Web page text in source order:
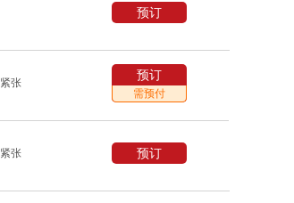
预订
紧张
预订
需预付
紧张 预订